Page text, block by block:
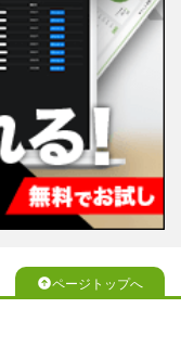
ページトップへ